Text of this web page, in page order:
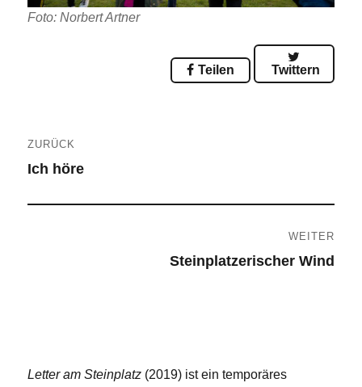
Foto: Norbert Artner
Teilen Twittern
ZURÜCK
Vorheriger
Ich höre
WEITER
Steinplatzerischer Wind
Letter am Steinplatz (2019) ist ein temporäres